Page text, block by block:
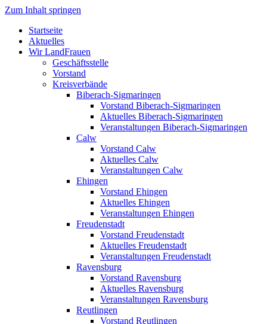
Zum Inhalt springen
Startseite
Aktuelles
Wir LandFrauen
Geschäftsstelle
Vorstand
Kreisverbände
Biberach-Sigmaringen
Vorstand Biberach-Sigmaringen
Aktuelles Biberach-Sigmaringen
Veranstaltungen Biberach-Sigmaringen
Calw
Vorstand Calw
Aktuelles Calw
Veranstaltungen Calw
Ehingen
Vorstand Ehingen
Aktuelles Ehingen
Veranstaltungen Ehingen
Freudenstadt
Vorstand Freudenstadt
Aktuelles Freudenstadt
Veranstaltungen Freudenstadt
Ravensburg
Vorstand Ravensburg
Aktuelles Ravensburg
Veranstaltungen Ravensburg
Reutlingen
Vorstand Reutlingen